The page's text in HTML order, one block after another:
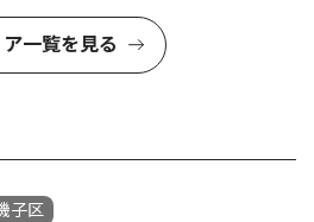
一覧を見る
子区